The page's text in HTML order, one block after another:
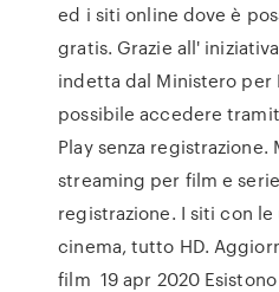
ed i siti online dove è
gratis. Grazie all'
indetta dal Ministero per
possibile accedere
Play senza
streaming per film e
registrazione. I siti con
cinema, tutto HD.
film 19 apr 2020